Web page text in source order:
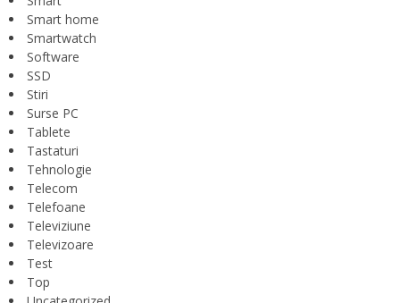
Smart home
Smartwatch
Software
SSD
Stiri
Surse PC
Tablete
Tastaturi
Tehnologie
Telecom
Telefoane
Televiziune
Televizoare
Test
Top